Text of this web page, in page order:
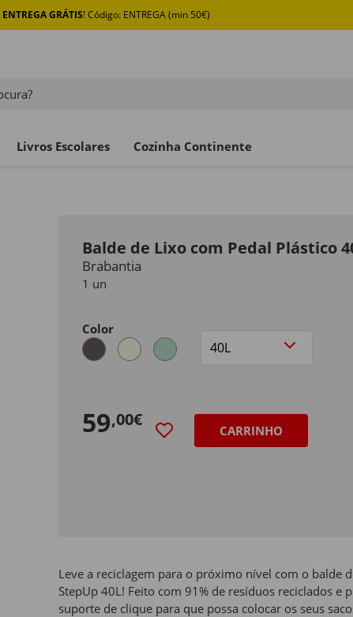
ENTREGA GRÁTIS! Código: ENTREGA (min 50€)
Livros Escolares Cozinha Continente
Balde de Lixo com Pedal Plástico
Brabantia
1 un
Color
Size
59,00€
CARRINHO
Leve a reciclagem para o próximo nível com o balde
StepUp 40L! Feito com 91% de resíduos reciclados e
suporte de clique para que possa colocar os seus